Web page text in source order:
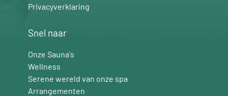
Privacyverklaring
Snel naar
Onze Sauna's
Wellness
Serene wereld van onze spa
Arrangementen